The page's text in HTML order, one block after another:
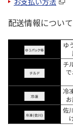
配送情報について
ゆ
チ
冷
佐